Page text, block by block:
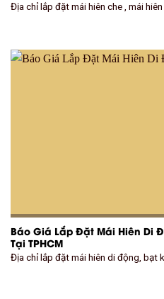
Địa chỉ lắp đặt mái hiên che , mái
Báo Giá Lắp Đặt Mái Hiên Di
Tại TPHCM
Địa chỉ lắp đặt mái hiên di động, bạt